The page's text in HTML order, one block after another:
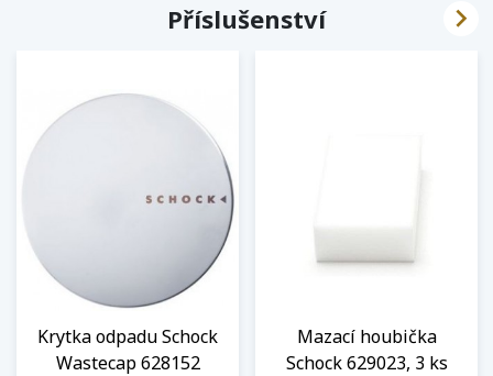
Příslušenství
Krytka odpadu Schock
Wastecap 628152
Mazací houbička
Schock 629023, 3 ks
